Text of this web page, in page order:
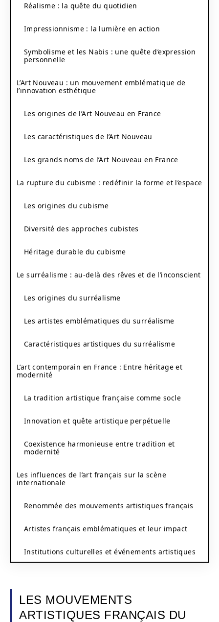
Réalisme : la quête du quotidien
Impressionnisme : la lumière en action
Symbolisme et les Nabis : une quête d’expression
personnelle
L’Art Nouveau : un mouvement emblématique de
l’innovation esthétique
Les origines de l’Art Nouveau en France
Les caractéristiques de l’Art Nouveau
Les grands noms de l’Art Nouveau en France
La rupture du cubisme : redéfinir la forme et l’espace
Les origines du cubisme
Diversité des approches cubistes
Héritage durable du cubisme
Le surréalisme : au-delà des rêves et de l’inconscient
Les origines du surréalisme
Les artistes emblématiques du surréalisme
Caractéristiques artistiques du surréalisme
L’art contemporain en France : Entre héritage et
modernité
La tradition artistique française comme socle
Innovation et quête artistique perpétuelle
Coexistence harmonieuse entre tradition et
modernité
Les influences de l’art français sur la scène
internationale
Renommée des mouvements artistiques français
Artistes français emblématiques et leur impact
Institutions culturelles et événements artistiques
LES MOUVEMENTS
ARTISTIQUES FRANÇAIS DU